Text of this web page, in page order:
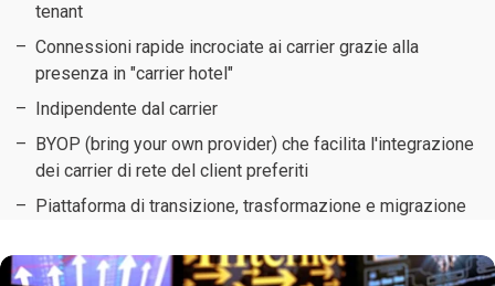
tenant
Connessioni rapide incrociate ai carrier grazie alla
presenza in "carrier hotel"
Indipendente dal carrier
BYOP (bring your own provider) che facilita l'integrazione
dei carrier di rete del client preferiti
Piattaforma di transizione, trasformazione e migrazione